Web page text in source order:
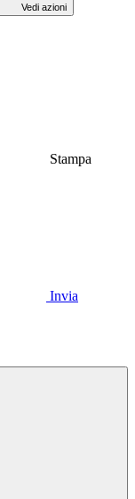
Vedi azioni
Stampa
Invia